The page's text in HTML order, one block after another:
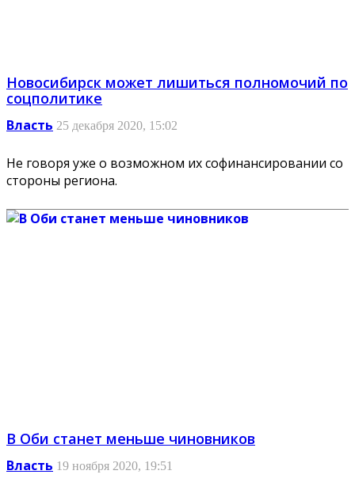
Новосибирск может лишиться полномочий по
соцполитике
Власть 25 декабря 2020, 15:02
Не говоря уже о возможном их софинансировании со
стороны региона.
В Оби станет меньше чиновников
Власть 19 ноября 2020, 19:51